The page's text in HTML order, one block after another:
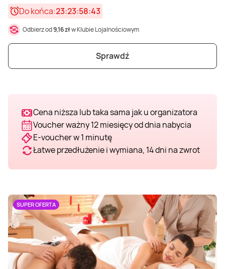
Do końca:23:23:58:41
Odbierz od9,16 złw Klubie Lojalnościowym
Sprawdź
Cena niższa lub taka sama jak u organizatora
Voucher ważny 12 miesięcy od dnia nabycia
E-voucher w 1 minutę
Łatwe przedłużenie i wymiana, 14 dni na zwrot
SUPER OFERTA